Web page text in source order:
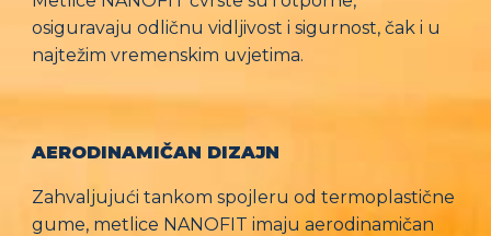
osiguravaju odličnu vidljivost i sigurnost, čak i u
najtežim vremenskim uvjetima.
AERODINAMIČAN DIZAJN
Zahvaljujući tankom spojleru od termoplastične
gume, metlice NANOFIT imaju aerodinamičan